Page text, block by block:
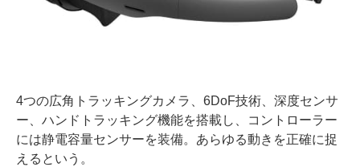
4つの広角トラッキングカメラ、6DoF技術、深度センサ
ー、ハンドトラッキング機能を搭載し、コントローラー
には静電容量センサーを装備。あらゆる動きを正確に捉
えるという。